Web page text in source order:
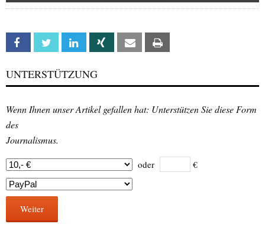
Facebook Twitter Linkedin Xing Email
UNTERSTÜTZUNG
Wenn Ihnen unser Artikel gefallen hat: Unterstützen Sie diese Form
des
Journalismus.
oder €
Weiter